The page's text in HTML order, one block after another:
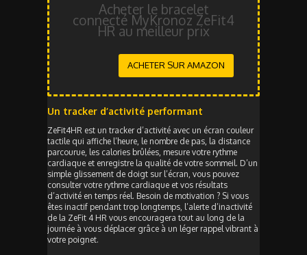
Acheter le bracelet
connecté MyKronoz ZeFit4
HR au meilleur prix
ACHETER SUR AMAZON
Un tracker d’activité performant
ZeFit4HR est un tracker d’activité avec un écran couleur
tactile qui affiche l’heure, le nombre de pas, la distance
parcourue, les calories brûlées, mesure votre rythme
cardiaque et enregistre la qualité de votre sommeil. D’un
simple glissement de doigt sur l’écran, vous pouvez
consulter votre rythme cardiaque et vos résultats
d’activité en temps réel. Besoin de motivation ? Si vous
êtes inactif pendant trop longtemps, l’alerte d’inactivité
de la ZeFit 4 HR vous encouragera tout au long de la
journée à vous déplacer grâce à un léger rappel vibrant à
votre poignet.